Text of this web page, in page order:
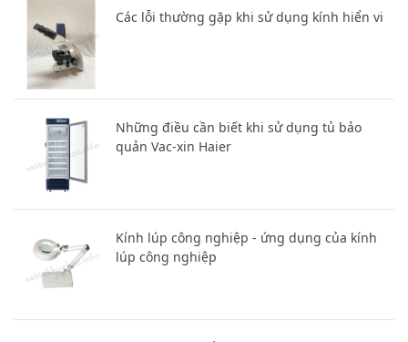
Các lỗi thường gặp khi sử dụng kính hiển vi
Những điều cần biết khi sử dụng tủ bảo
quản Vac-xin Haier
Kính lúp công nghiệp - ứng dụng của kính
lúp công nghiệp